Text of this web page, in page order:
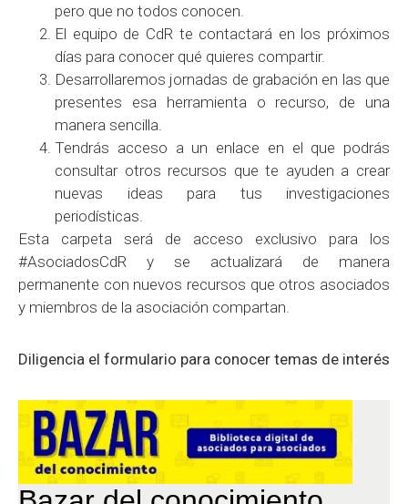
pero que no todos conocen.
El equipo de CdR te contactará en los próximos
días para conocer qué quieres compartir.
Desarrollaremos jornadas de grabación en las que
presentes esa herramienta o recurso, de una
manera sencilla.
Tendrás acceso a un enlace en el que podrás
consultar otros recursos que te ayuden a crear
nuevas ideas para tus investigaciones
periodísticas.
Esta carpeta será de acceso exclusivo para los
#AsociadosCdR y se actualizará de manera
permanente con nuevos recursos que otros asociados
y miembros de la asociación compartan.
Diligencia el formulario para conocer temas de interés